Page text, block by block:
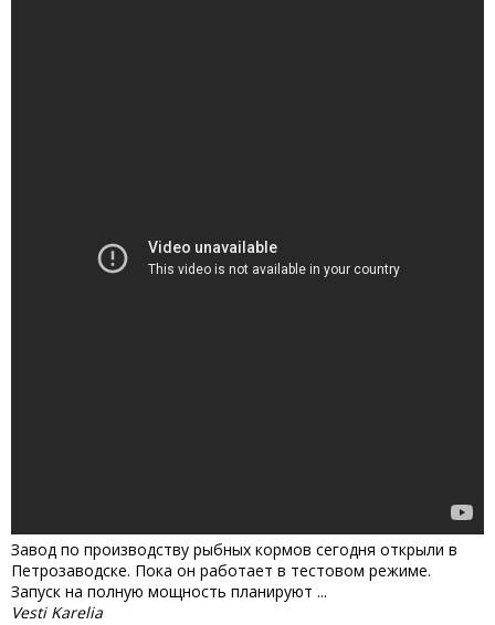
Завод по производству рыбных кормов сегодня открыли в
Петрозаводске. Пока он работает в тестовом режиме.
Запуск на полную мощность планируют ...
Vesti Karelia